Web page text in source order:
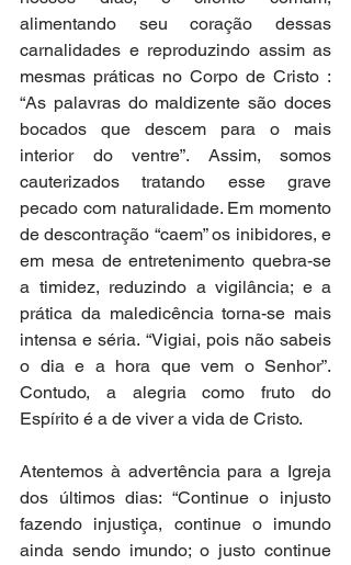
alimentando seu coração dessas
carnalidades e reproduzindo assim as
mesmas práticas no Corpo de Cristo :
“As palavras do maldizente são doces
bocados que descem para o mais
interior do ventre”. Assim, somos
cauterizados tratando esse grave
pecado com naturalidade. Em momento
de descontração “caem” os inibidores, e
em mesa de entretenimento quebra-se
a timidez, reduzindo a vigilância; e a
prática da maledicência torna-se mais
intensa e séria. “Vigiai, pois não sabeis
o dia e a hora que vem o Senhor”.
Contudo, a alegria como fruto do
Espírito é a de viver a vida de Cristo.
Atentemos à advertência para a Igreja
dos últimos dias: “Continue o injusto
fazendo injustiça, continue o imundo
ainda sendo imundo; o justo continue